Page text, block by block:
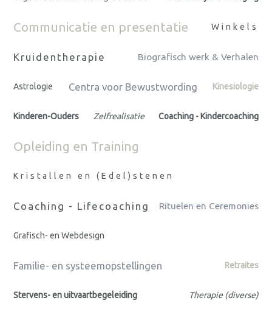
Communicatie en presentatie Winkels
Kruidentherapie Biografisch werk & Verhalen
Astrologie Centra voor Bewustwording Kinesiologie
Kinderen-Ouders Zelfrealisatie Coaching - Kindercoaching
Opleiding en Training
Kristallen en (Edel)stenen
Coaching - Lifecoaching Rituelen en Ceremonies
Grafisch- en Webdesign
Familie- en systeemopstellingen Retraites
Stervens- en uitvaartbegeleiding Therapie (diverse)